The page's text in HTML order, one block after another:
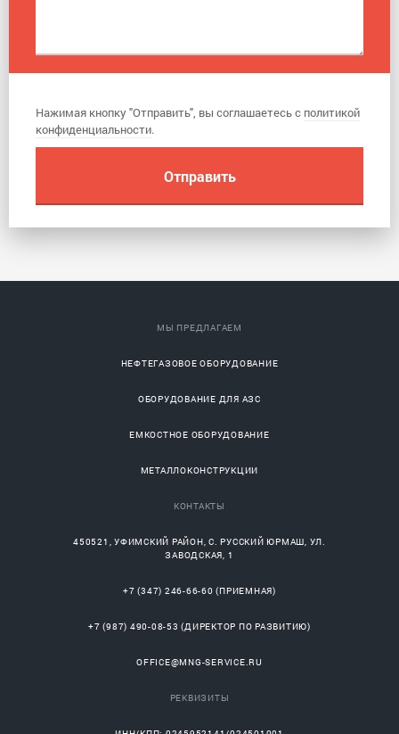
Нажимая кнопку "Отправить", вы соглашаетесь с политикой
конфиденциальности.
МЫ ПРЕДЛАГАЕМ
НЕФТЕГАЗОВОЕ ОБОРУДОВАНИЕ
ОБОРУДОВАНИЕ ДЛЯ АЗС
ЕМКОСТНОЕ ОБОРУДОВАНИЕ
МЕТАЛЛОКОНСТРУКЦИИ
КОНТАКТЫ
450521 ,УФИМСКИЙ РАЙОН, С.РУССКИЙ ЮРМАШ, УЛ.
ЗАВОДСКАЯ, 1
+7 (347) 246-66-60 (ПРИЕМНАЯ)
+7 (987) 490-08-53 (ДИРЕКТОР ПО РАЗВИТИЮ)
OFFICE@MNG-SERVICE.RU
РЕКВИЗИТЫ